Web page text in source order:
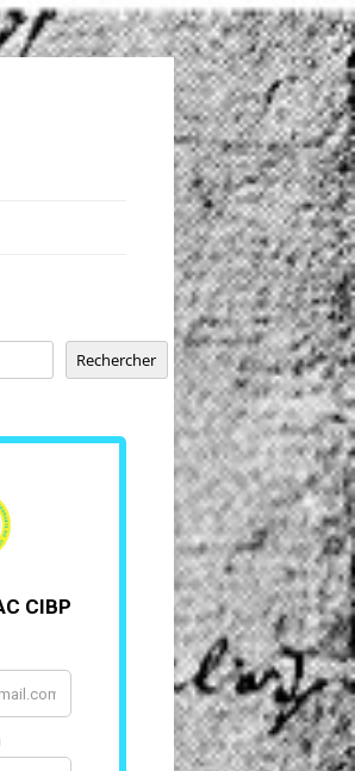
Rechercher